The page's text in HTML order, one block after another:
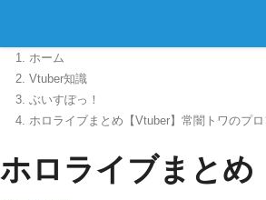
ホーム
Vtuber知識
ぶいすぽっ！
ホロライブまとめ【Vtuber】常闇トワのプ
ホロライブまとめ